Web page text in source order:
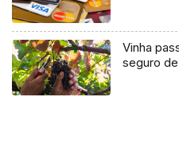
Vinha
seguro